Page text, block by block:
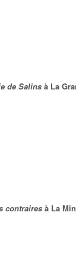
de Salins à La
contraires à La